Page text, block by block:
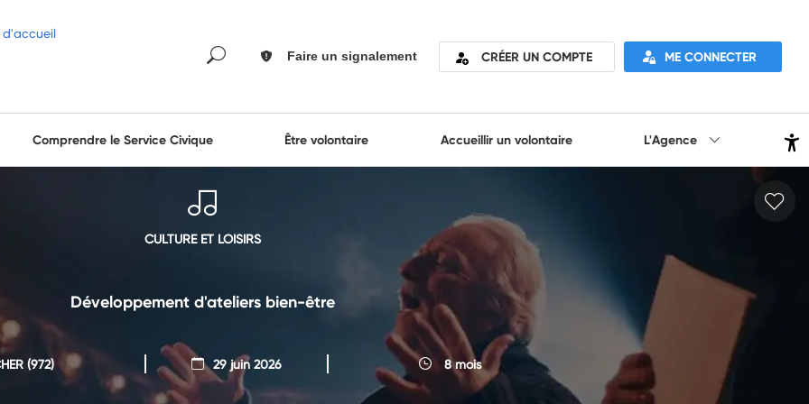
Faire un signalement CRÉER UN COMPTE ME CONNECTER
Comprendre le Service Civique Être volontaire Accueillir un volontaire L'Agence
CULTURE ET LOISIRS
Développement d'ateliers bien-être
(972) 29 juin 2026 8 mois